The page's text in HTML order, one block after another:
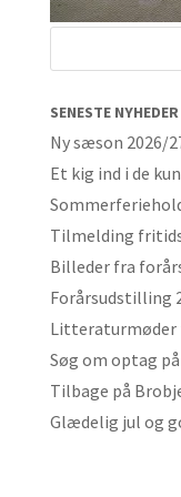
SENESTE NYHEDER
Ny sæson 2026/
Et kig ind i de
Tilmelding
Billeder fra
Forårsudstilling
Litteraturmøder
Søg om optag på
Tilbage på
Glædelig jul og